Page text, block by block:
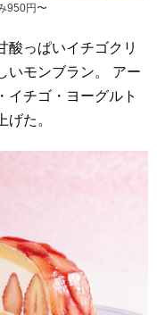
950円〜
酸っぱいイチゴクリ
いモンブラン。 アー
イチゴ・ヨーグルト
た。